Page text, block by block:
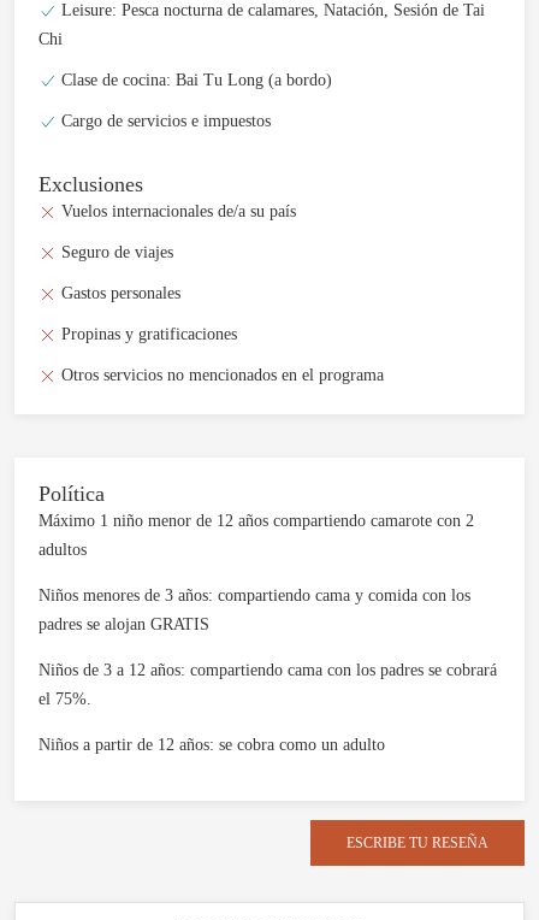
Leisure: Pesca nocturna de calamares, Natación, Sesión de Tai
Chi
Clase de cocina: Bai Tu Long (a bordo)
Cargo de servicios e impuestos
Exclusiones
Vuelos internacionales de/a su país
Seguro de viajes
Gastos personales
Propinas y gratificaciones
Otros servicios no mencionados en el programa
Política
Máximo 1 niño menor de 12 años compartiendo camarote con 2
adultos
Niños menores de 3 años: compartiendo cama y comida con los
padres se alojan GRATIS
Niños de 3 a 12 años: compartiendo cama con los padres se cobrará
el 75%.
Niños a partir de 12 años: se cobra como un adulto
ESCRIBE TU RESEÑA